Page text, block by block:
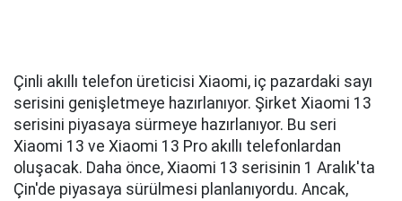
Çinli akıllı telefon üreticisi Xiaomi, iç pazardaki sayı
serisini genişletmeye hazırlanıyor. Şirket Xiaomi 13
serisini piyasaya sürmeye hazırlanıyor. Bu seri
Xiaomi 13 ve Xiaomi 13 Pro akıllı telefonlardan
oluşacak. Daha önce, Xiaomi 13 serisinin 1 Aralık'ta
Çin'de piyasaya sürülmesi planlanıyordu. Ancak,